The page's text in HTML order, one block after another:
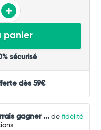
panier
sécurisé
dès 59€
gagner ...de fidélité